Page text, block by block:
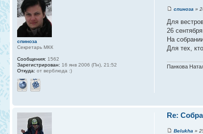
спиноза»
Для
26
На
Для тех,
Панкова
спиноза
Секретарь МКК
Сообщения: 1562
Зарегистрирован: 16 янв 2006 (Пн), 21:52
Откуда: от верблюда :)
Re:
Belukha »